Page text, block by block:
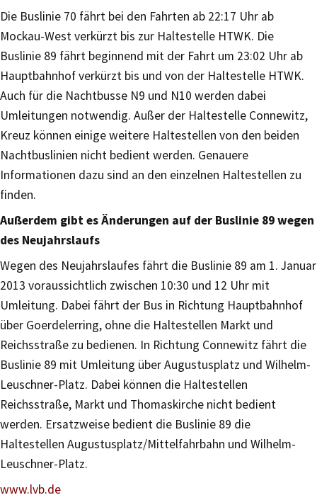
Die Buslinie 70 fährt bei den Fahrten ab 22:17 Uhr ab
Mockau-West verkürzt bis zur Haltestelle HTWK. Die
Buslinie 89 fährt beginnend mit der Fahrt um 23:02 Uhr ab
Hauptbahnhof verkürzt bis und von der Haltestelle HTWK.
Auch für die Nachtbusse N9 und N10 werden dabei
Umleitungen notwendig. Außer der Haltestelle Connewitz,
Kreuz können einige weitere Haltestellen von den beiden
Nachtbuslinien nicht bedient werden. Genauere
Informationen dazu sind an den einzelnen Haltestellen zu
finden.
Außerdem gibt es Änderungen auf der Buslinie 89 wegen
des Neujahrslaufs
Wegen des Neujahrslaufes fährt die Buslinie 89 am 1. Januar
2013 voraussichtlich zwischen 10:30 und 12 Uhr mit
Umleitung. Dabei fährt der Bus in Richtung Hauptbahnhof
über Goerdelerring, ohne die Haltestellen Markt und
Reichsstraße zu bedienen. In Richtung Connewitz fährt die
Buslinie 89 mit Umleitung über Augustusplatz und Wilhelm-
Leuschner-Platz. Dabei können die Haltestellen
Reichsstraße, Markt und Thomaskirche nicht bedient
werden. Ersatzweise bedient die Buslinie 89 die
Haltestellen Augustusplatz/Mittelfahrbahn und Wilhelm-
Leuschner-Platz.
www.lvb.de